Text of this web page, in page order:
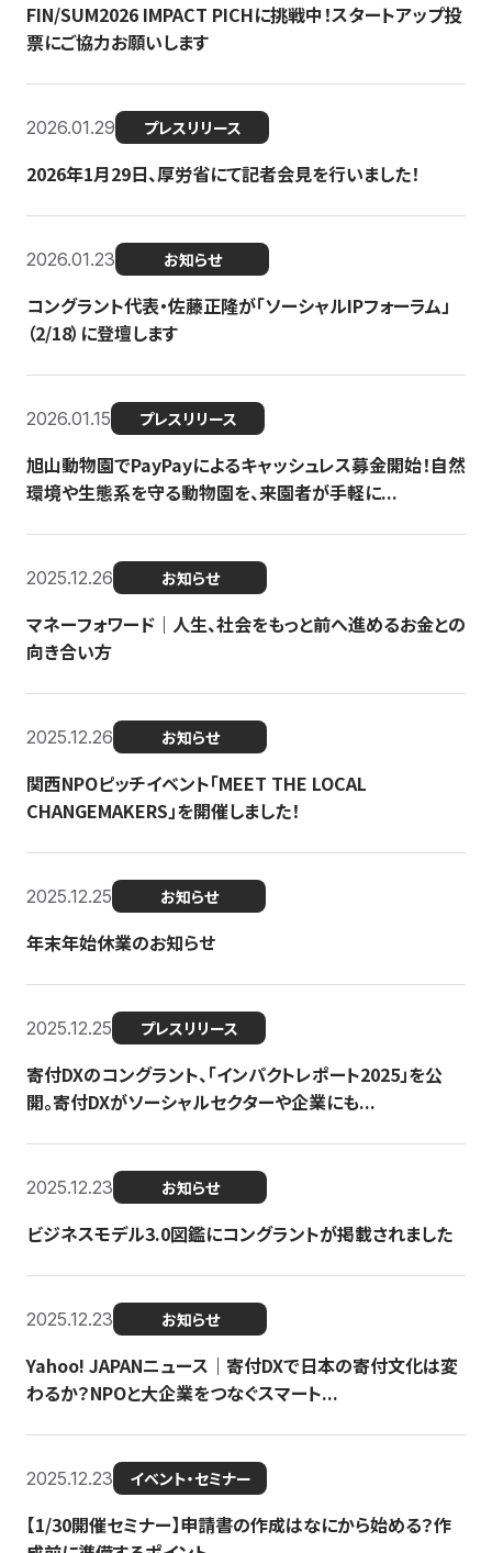
FIN/SUM2026 IMPACT PICHに挑戦中！スタートアップ投
票にご協力お願いします
2026.01.29 プレスリリース
2026年1月29日、厚労省にて記者会見を行いました！
2026.01.23 お知らせ
コングラント代表・佐藤正隆が「ソーシャルIPフォーラム」
（2/18）に登壇します
2026.01.15 プレスリリース
旭山動物園でPayPayによるキャッシュレス募金開始！自然
環境や生態系を守る動物園を、来園者が手軽に...
2025.12.26 お知らせ
マネーフォワード｜人生、社会をもっと前へ進めるお金との
向き合い方
2025.12.26 お知らせ
関西NPOピッチイベント「MEET THE LOCAL
CHANGEMAKERS」を開催しました！
2025.12.25 お知らせ
年末年始休業のお知らせ
2025.12.25 プレスリリース
寄付DXのコングラント、「インパクトレポート2025」を公
開。寄付DXがソーシャルセクターや企業にも...
2025.12.23 お知らせ
ビジネスモデル3.0図鑑にコングラントが掲載されました
2025.12.23 お知らせ
Yahoo! JAPANニュース｜寄付DXで日本の寄付文化は変
わるか？NPOと大企業をつなぐスマート...
2025.12.23 イベント・セミナー
【1/30開催セミナー】申請書の作成はなにから始める？作